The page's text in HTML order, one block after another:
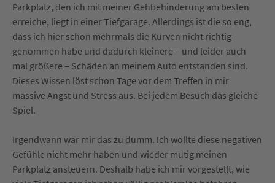
Parkplatz, den ich mit meiner Gehbehinderung am besten
erreiche, liegt in einer Tiefgarage. Allerdings ist die so eng,
dass ich hier schon mehrmals die Kurven nicht richtig
genommen habe und dadurch kleinere – und leider auch
mal größere – Schäden an meinem Auto entstanden sind.
Dieses Wissen löst schon Tage vor dem Treffen in mir
massive Angst und Stress aus. Bei jedem Besuch das gleiche
Spiel.
Irgendwann war mir das zu dumm. Ich wollte diese negativen
Gefühle nicht mehr haben und wieder mutig meinen
Parkplatz ansteuern. Deshalb habe ich mir vorgestellt, wie